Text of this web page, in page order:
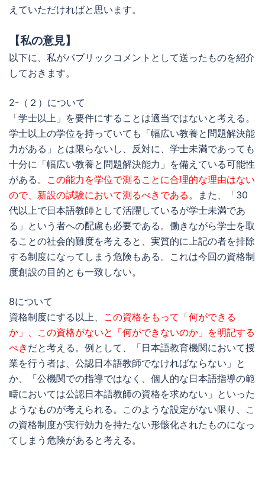
えていただければと思います。
【私の意見】
以下に、私がパブリックコメントとして送ったものを紹介
しておきます。
2-（２）について
「学士以上」を要件にすることは適当ではないと考える。
学士以上の学位を持っていても「幅広い教養と問題解決能
力がある」とは限らないし、反対に、学士未満であっても
十分に「幅広い教養と問題解決能力」を備えている可能性
がある。 この能力を学位で測ることに合理的な理由はない
ので、新設の試験において測るべきである。
また、「30
代以上で日本語教師として活躍しているが学士未満であ
る」という者への配慮も必要である。働きながら学士を取
ることの社会的難度を考えると、実質的に上記の者を排除
する制度になってしまう危険もある。これは今回の資格制
度創設の目的とも一致しない。
8について
資格制度にする以上、 この資格をもって「何ができる
か」、この資格がないと「何ができないのか」を明記する
べき だと考える。例として、「日本語教育機関において授
業を行う者は、公認日本語教師でなければならない」と
か、「公機関での指導ではなく、個人的な日本語指導の範
疇においては公認日本語教師の資格を求めない」といった
ようなものが考えられる。このような設定がない限り、こ
の資格制度が実行効力を持たない形骸化されたものになっ
てしまう危険があると考える。